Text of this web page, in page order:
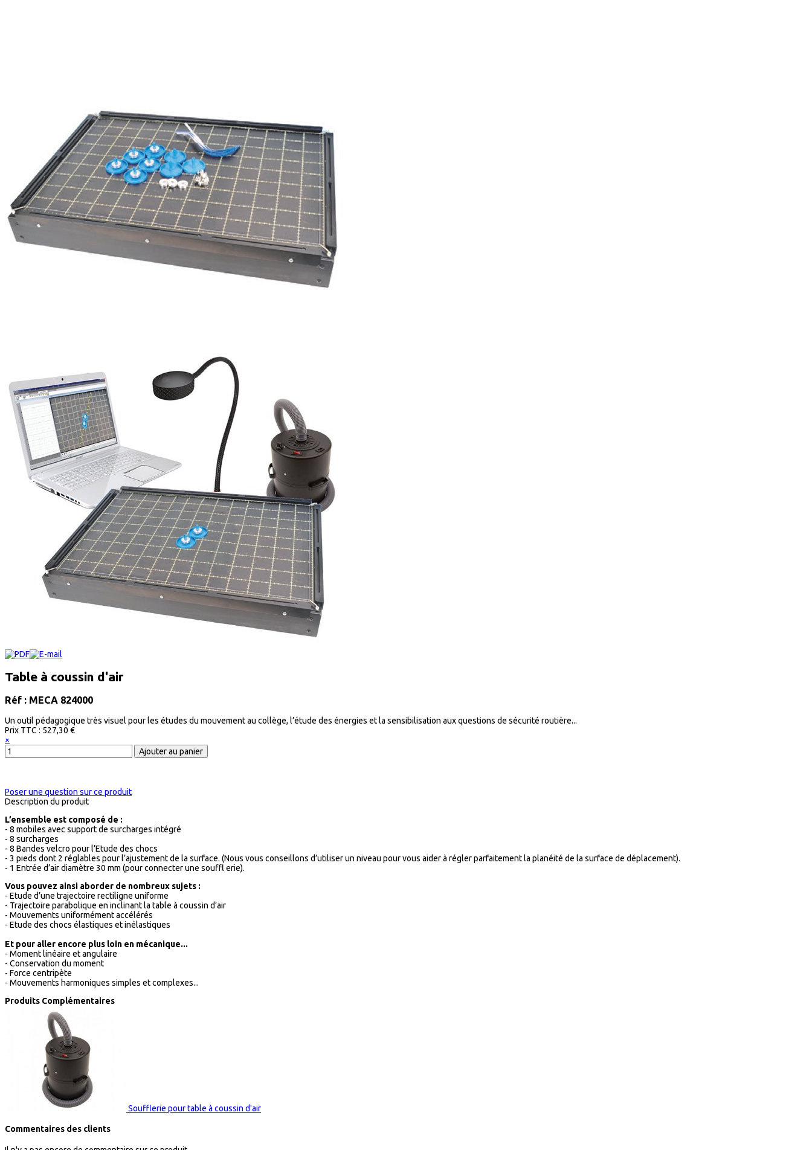
Table à coussin d'air
Réf : MECA 824000
Un outil pédagogique très visuel pour les études du mouvement au collège, l’étude des énergies et la sensibilisation aux questions de sécurité routière...
Prix ​​TTC : 527,30 €
×
Poser une question sur ce produit
Description du produit
L’ensemble est composé de :
- 8 mobiles avec support de surcharges intégré
- 8 surcharges
- 8 Bandes velcro pour l’Etude des chocs
- 3 pieds dont 2 réglables pour l’ajustement de la surface. (Nous vous conseillons d’utiliser un niveau pour vous aider à régler parfaitement la planéité de la surface de déplacement).
- 1 Entrée d’air diamètre 30 mm (pour connecter une souffl erie).
Vous pouvez ainsi aborder de nombreux sujets :
- Etude d’une trajectoire rectiligne uniforme
- Trajectoire parabolique en inclinant la table à coussin d’air
- Mouvements uniformément accélérés
- Etude des chocs élastiques et inélastiques
Et pour aller encore plus loin en mécanique...
- Moment linéaire et angulaire
- Conservation du moment
- Force centripète
- Mouvements harmoniques simples et complexes...
Produits Complémentaires
Soufflerie pour table à coussin d'air
Commentaires des clients